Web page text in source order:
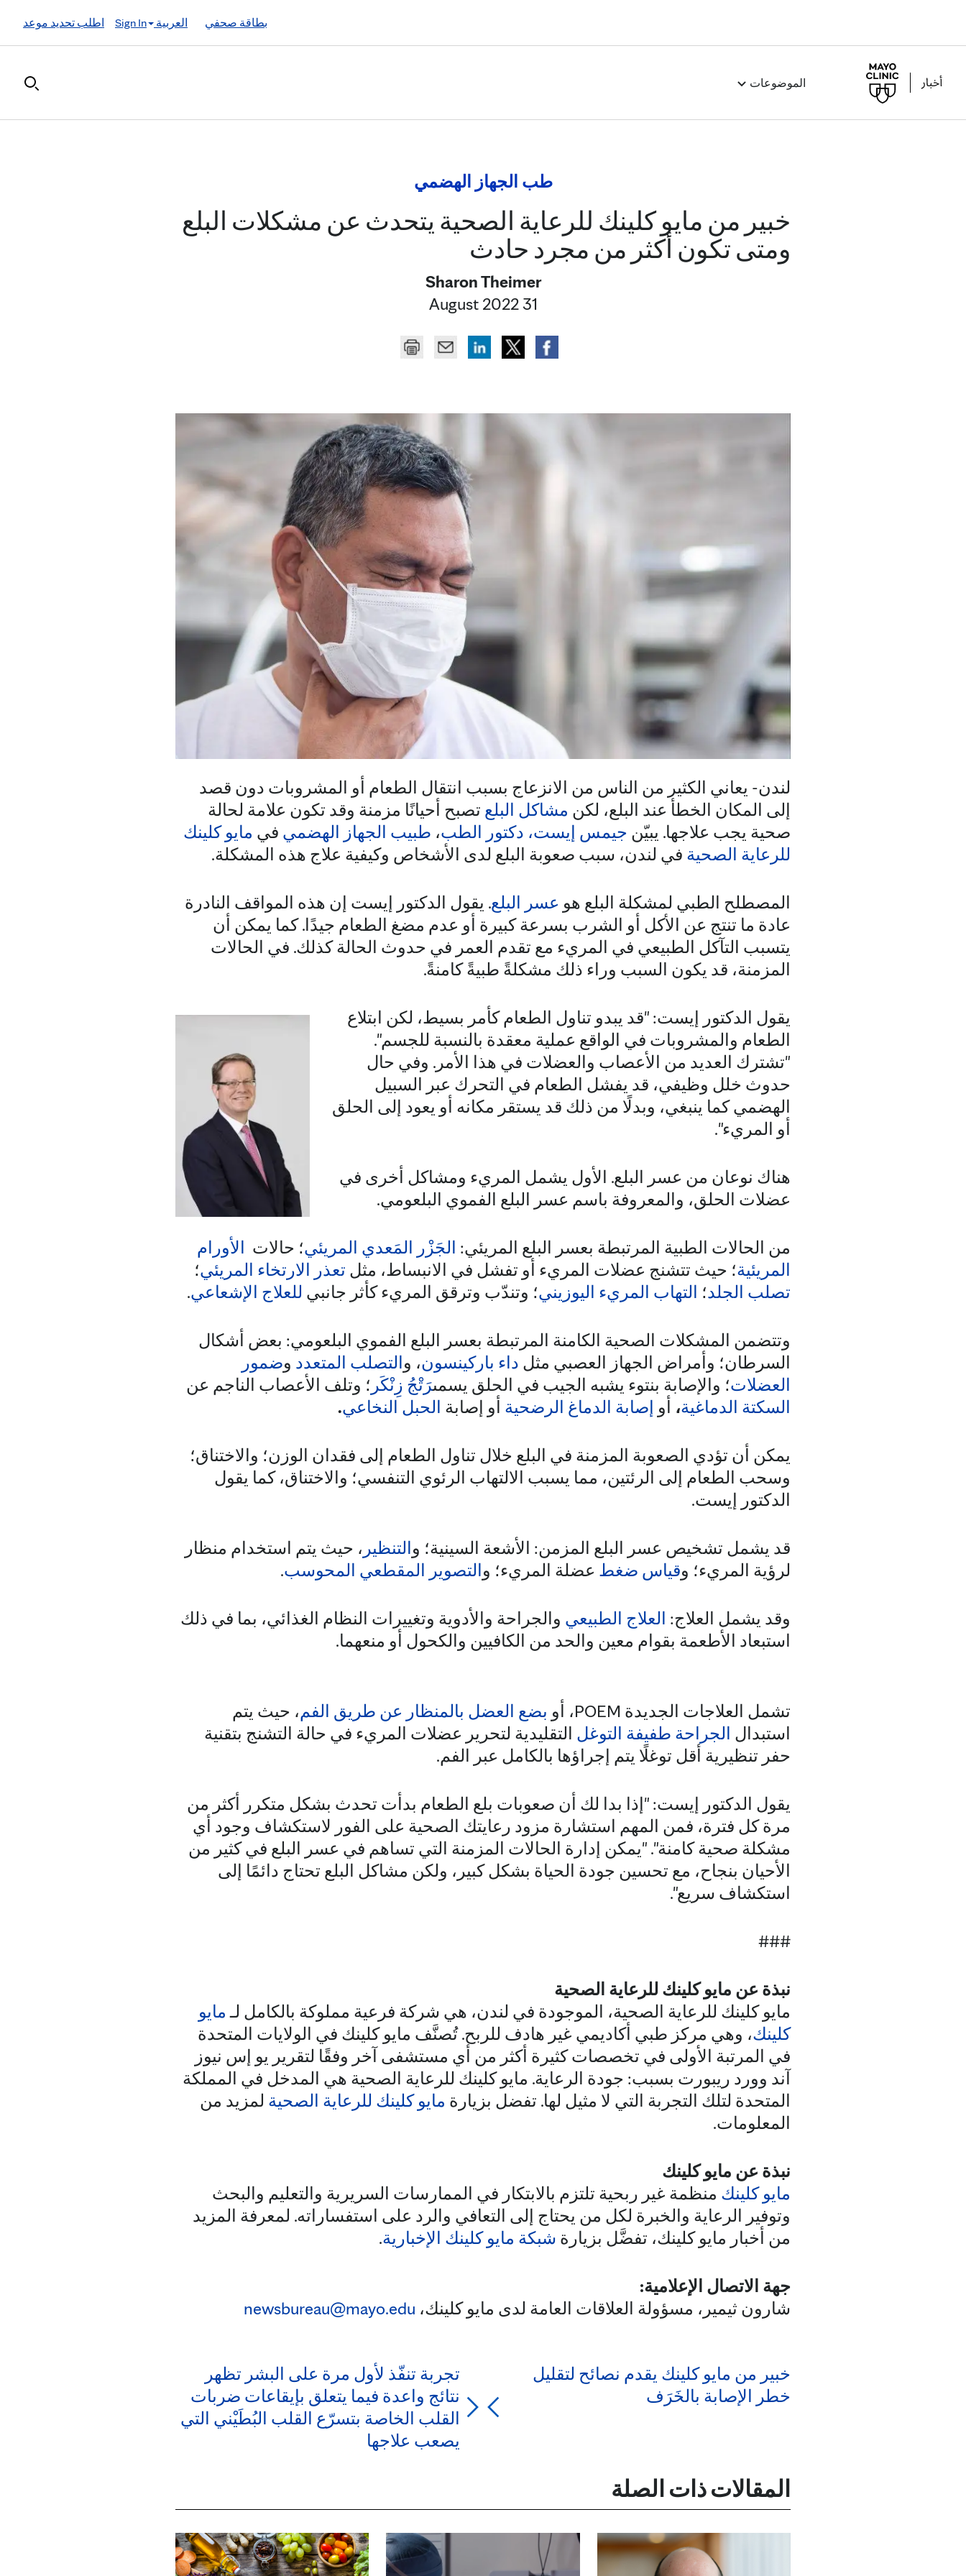
العربية
بطاقة صحفي Sign In اطلب تحديد موعد
الموضوعات
طب الجهاز الهضمي
خبير من مايو كلينك للرعاية الصحية يتحدث عن مشكلات البلع
ومتى تكون أكثر من مجرد حادث
Sharon Theimer
31 August 2022
لندن- يعاني الكثير من الناس من الانزعاج بسبب انتقال الطعام أو المشروبات دون قصد
إلى المكان الخطأ عند البلع، لكن مشاكل البلع تصبح أحيانًا مزمنة وقد تكون علامة لحالة
صحية يجب علاجها. يبيّن جيمس إيست، دكتور الطب، طبيب الجهاز الهضمي في مايو كلينك
للرعاية الصحية في لندن، سبب صعوبة البلع لدى الأشخاص وكيفية علاج هذه المشكلة.
المصطلح الطبي لمشكلة البلع هو عسر البلع. يقول الدكتور إيست إن هذه المواقف النادرة
عادة ما تنتج عن الأكل أو الشرب بسرعة كبيرة أو عدم مضغ الطعام جيدًا. كما يمكن أن
يتسبب التآكل الطبيعي في المريء مع تقدم العمر في حدوث الحالة كذلك. في الحالات
المزمنة، قد يكون السبب وراء ذلك مشكلةً طبيةً كامنةً.
يقول الدكتور إيست: "قد يبدو تناول الطعام كأمر بسيط، لكن ابتلاع
الطعام والمشروبات في الواقع عملية معقدة بالنسبة للجسم".
"تشترك العديد من الأعصاب والعضلات في هذا الأمر. وفي حال
حدوث خلل وظيفي، قد يفشل الطعام في التحرك عبر السبيل
الهضمي كما ينبغي، وبدلًا من ذلك قد يستقر مكانه أو يعود إلى الحلق
أو المريء".
هناك نوعان من عسر البلع. الأول يشمل المريء ومشاكل أخرى في
عضلات الحلق، والمعروفة باسم عسر البلع الفموي البلعومي.
من الحالات الطبية المرتبطة بعسر البلع المريئي: الجَزْر المَعدي المريئي؛ حالات الأورام
المريئية؛ حيث تتشنج عضلات المريء أو تفشل في الانبساط، مثل تعذر الارتخاء المريئي؛
تصلب الجلد؛ التهاب المريء اليوزيني؛ وتندّب وترقق المريء كأثر جانبي للعلاج الإشعاعي.
وتتضمن المشكلات الصحية الكامنة المرتبطة بعسر البلع الفموي البلعومي: بعض أشكال
السرطان؛ وأمراض الجهاز العصبي مثل داء باركينسون، والتصلب المتعدد وضمور
العضلات؛ والإصابة بنتوء يشبه الجيب في الحلق يسمىرَتْجُ زِنْكَر ؛ وتلف الأعصاب الناجم عن
السكتة الدماغية، أو إصابة الدماغ الرضحية أو إصابة الحبل النخاعي.
يمكن أن تؤدي الصعوبة المزمنة في البلع خلال تناول الطعام إلى فقدان الوزن؛ والاختناق؛
وسحب الطعام إلى الرئتين، مما يسبب الالتهاب الرئوي التنفسي؛ والاختناق، كما يقول
الدكتور إيست.
قد يشمل تشخيص عسر البلع المزمن: الأشعة السينية؛ والتنظير ، حيث يتم استخدام منظار
لرؤية المريء؛ وقياس ضغط عضلة المريء؛ والتصوير المقطعي المحوسب.
وقد يشمل العلاج: العلاج الطبيعي والجراحة والأدوية وتغييرات النظام الغذائي، بما في ذلك
استبعاد الأطعمة بقوام معين والحد من الكافيين والكحول أو منعهما.
تشمل العلاجات الجديدة POEM، أو بضع العضل بالمنظار عن طريق الفم، حيث يتم
استبدال الجراحة طفيفة التوغل التقليدية لتحرير عضلات المريء في حالة التشنج بتقنية
حفر تنظيرية أقل توغلًا يتم إجراؤها بالكامل عبر الفم.
يقول الدكتور إيست: "إذا بدا لك أن صعوبات بلع الطعام بدأت تحدث بشكل متكرر أكثر من
مرة كل فترة، فمن المهم استشارة مزود رعايتك الصحية على الفور لاستكشاف وجود أي
مشكلة صحية كامنة". "يمكن إدارة الحالات المزمنة التي تساهم في عسر البلع في كثير من
الأحيان بنجاح، مع تحسين جودة الحياة بشكل كبير، ولكن مشاكل البلع تحتاج دائمًا إلى
استكشاف سريع".
###
نبذة عن مايو كلينك للرعاية الصحية
مايو كلينك للرعاية الصحية، الموجودة في لندن، هي شركة فرعية مملوكة بالكامل لـ مايو
كلينك، وهي مركز طبي أكاديمي غير هادف للربح. تُصنَّف مايو كلينك في الولايات المتحدة
في المرتبة الأولى في تخصصات كثيرة أكثر من أي مستشفى آخر وفقًا لتقرير يو إس نيوز
آند وورد ريبورت بسبب: جودة الرعاية. مايو كلينك للرعاية الصحية هي المدخل في المملكة
المتحدة لتلك التجربة التي لا مثيل لها. تفضل بزيارة مايو كلينك للرعاية الصحية لمزيد من
المعلومات.
نبذة عن مايو كلينك
مايو كلينك منظمة غير ربحية تلتزم بالابتكار في الممارسات السريرية والتعليم والبحث
وتوفير الرعاية والخبرة لكل من يحتاج إلى التعافي والرد على استفساراته. لمعرفة المزيد
من أخبار مايو كلينك، تفضَّل بزيارة شبكة مايو كلينك الإخبارية.
جهة الاتصال الإعلامية:
شارون ثيمير، مسؤولة العلاقات العامة لدى مايو كلينك، newsbureau@mayo.edu
خبير من مايو كلينك يقدم نصائح لتقليل
خطر الإصابة بالخَرَف
تجربة تنفّذ لأول مرة على البشر تظهر
نتائج واعدة فيما يتعلق بإيقاعات ضربات
القلب الخاصة بتسرّع القلب البُطَيْني التي
يصعب علاجها
المقالات ذات الصلة